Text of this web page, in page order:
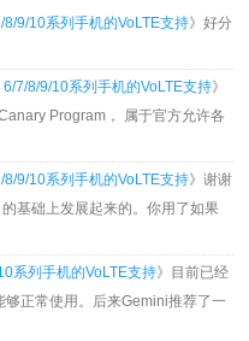
9/10系列手机的VoLTE支持》好分
7/8/9/10系列手机的VoLTE支持》
Program， 属于官方允许各
9/10系列手机的VoLTE支持》谢谢
基础上发展起来的。你用了如果
系列手机的VoLTE支持》目前已经
正常使用。后来Gemini推荐了一